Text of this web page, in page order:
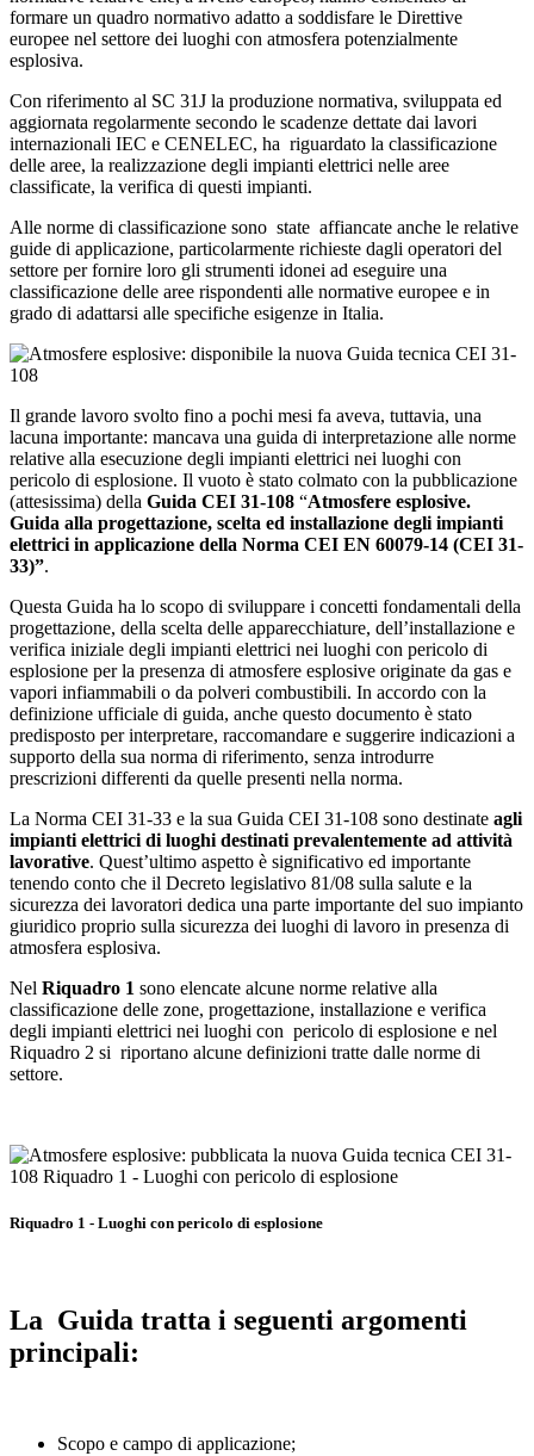
formare un quadro normativo adatto a soddisfare le Direttive
europee nel settore dei luoghi con atmosfera potenzialmente
esplosiva.
Con riferimento al SC 31J la produzione normativa, sviluppata ed
aggiornata regolarmente secondo le scadenze dettate dai lavori
internazionali IEC e CENELEC, ha riguardato la classificazione
delle aree, la realizzazione degli impianti elettrici nelle aree
classificate, la verifica di questi impianti.
Alle norme di classificazione sono state affiancate anche le relative
guide di applicazione, particolarmente richieste dagli operatori del
settore per fornire loro gli strumenti idonei ad eseguire una
classificazione delle aree rispondenti alle normative europee e in
grado di adattarsi alle specifiche esigenze in Italia.
Il grande lavoro svolto fino a pochi mesi fa aveva, tuttavia, una
lacuna importante: mancava una guida di interpretazione alle norme
relative alla esecuzione degli impianti elettrici nei luoghi con
pericolo di esplosione. Il vuoto è stato colmato con la pubblicazione
(attesissima) della Guida CEI 31-108 “Atmosfere esplosive.
Guida alla progettazione, scelta ed installazione degli impianti
elettrici in applicazione della Norma CEI EN 60079-14 (CEI 31-
33)”.
Questa Guida ha lo scopo di sviluppare i concetti fondamentali della
progettazione, della scelta delle apparecchiature, dell’installazione e
verifica iniziale degli impianti elettrici nei luoghi con pericolo di
esplosione per la presenza di atmosfere esplosive originate da gas e
vapori infiammabili o da polveri combustibili. In accordo con la
definizione ufficiale di guida, anche questo documento è stato
predisposto per interpretare, raccomandare e suggerire indicazioni a
supporto della sua norma di riferimento, senza introdurre
prescrizioni differenti da quelle presenti nella norma.
La Norma CEI 31-33 e la sua Guida CEI 31-108 sono destinate agli
impianti elettrici di luoghi destinati prevalentemente ad attività
lavorative. Quest’ultimo aspetto è significativo ed importante
tenendo conto che il Decreto legislativo 81/08 sulla salute e la
sicurezza dei lavoratori dedica una parte importante del suo impianto
giuridico proprio sulla sicurezza dei luoghi di lavoro in presenza di
atmosfera esplosiva.
Nel Riquadro 1 sono elencate alcune norme relative alla
classificazione delle zone, progettazione, installazione e verifica
degli impianti elettrici nei luoghi con pericolo di esplosione e nel
Riquadro 2 si riportano alcune definizioni tratte dalle norme di
settore.
Riquadro 1 - Luoghi con pericolo di esplosione
La Guida tratta i seguenti argomenti
principali:
Scopo e campo di applicazione;